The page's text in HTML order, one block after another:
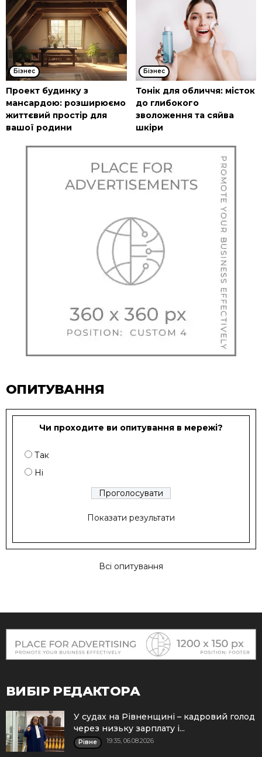
Бізнес
Проект будинку з
мансардою: розширюємо
життєвий простір для
вашої родини
Бізнес
Тонік для обличчя: місток
до глибокого
зволоження та сяйва
шкіри
ОПИТУВАННЯ
Чи проходите ви опитування в мережі?
Так
Ні
Показати результати
Всі опитування
ВИБІР РЕДАКТОРА
У судах на Рівненщині – кадровий голод
через низьку зарплату і...
Рівне 19:35, 06.08.2026